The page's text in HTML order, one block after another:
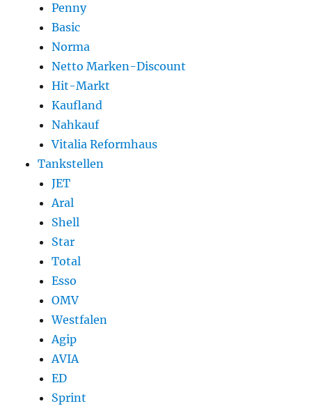
Penny
Basic
Norma
Netto Marken-Discount
Hit-Markt
Kaufland
Nahkauf
Vitalia Reformhaus
Tankstellen
JET
Aral
Shell
Star
Total
Esso
OMV
Westfalen
Agip
AVIA
ED
Sprint